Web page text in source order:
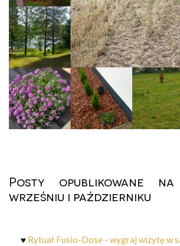
Posty opublikowane
wrześniu i październiku
♥ Rytuał Fusio-Dose - wygraj wizytę w